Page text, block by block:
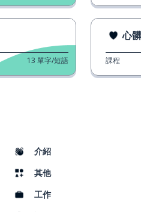
介紹
其他
工作
13 單字/短語
心
課程